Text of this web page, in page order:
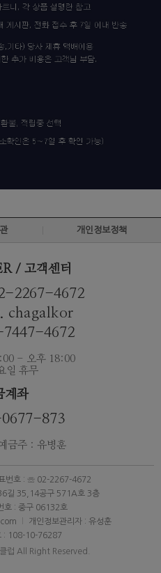
개인정보정책
/ 고객센터
2267-4672
chagalkor
4672
- 오후 18:00
일 휴무
계좌
873
금주 : 유병훈
번호 : ☏ 02-2267-4672
길 35,14공구 571A호 3층
호 : 중구 06132호
개인정보관리자 : 유성훈
: 108-10-76287
럽 All Right Reserved.